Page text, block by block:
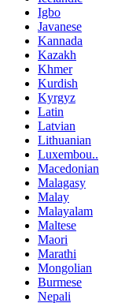
Igbo
Javanese
Kannada
Kazakh
Khmer
Kurdish
Kyrgyz
Latin
Latvian
Lithuanian
Luxembou..
Macedonian
Malagasy
Malay
Malayalam
Maltese
Maori
Marathi
Mongolian
Burmese
Nepali